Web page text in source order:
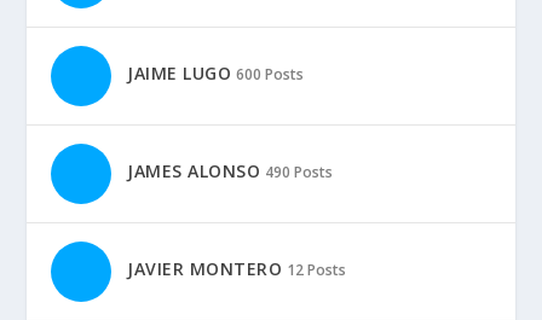
JAIME LUGO 600 Posts
JAMES ALONSO 490 Posts
JAVIER MONTERO 12 Posts